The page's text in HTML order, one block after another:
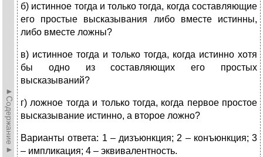
►Содержание►
б) истинное тогда и только тогда, когда составляющие
его простые высказывания либо вместе истинны,
либо вместе ложны?
в) истинное тогда и только тогда, когда истинно хотя
бы одно из составляющих его простых
высказываний?
г) ложное тогда и только тогда, когда первое простое
высказывание истинно, а второе ложно?
Варианты ответа: 1 – дизъюнкция; 2 – конъюнкция; 3
– импликация; 4 – эквивалентность.